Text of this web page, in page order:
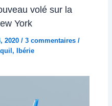
volé sur la
York
2020/3 commentaires /
,Ibérie